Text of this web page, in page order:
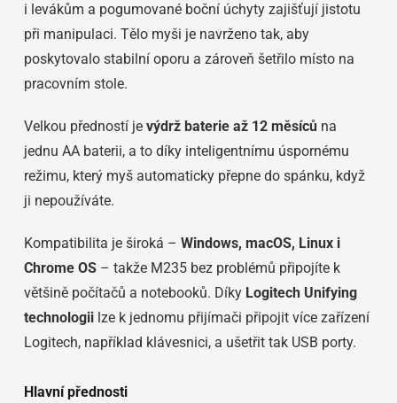
i levákům a pogumované boční úchyty zajišťují jistotu
při manipulaci. Tělo myši je navrženo tak, aby
poskytovalo stabilní oporu a zároveň šetřilo místo na
pracovním stole.
Velkou předností jevýdrž baterie až 12 měsíců na
jednu AA baterii, a to díky inteligentnímu úspornému
režimu, který myš automaticky přepne do spánku, když
ji nepoužíváte.
Kompatibilita je široká –Windows, macOS, Linux i
Chrome OS – takže M235 bez problémů připojíte k
většině počítačů a notebooků. Díky Logitech Unifying
technologii lze k jednomu přijímači připojit více zařízení
Logitech, například klávesnici, a ušetřit tak USB porty.
Hlavní přednosti